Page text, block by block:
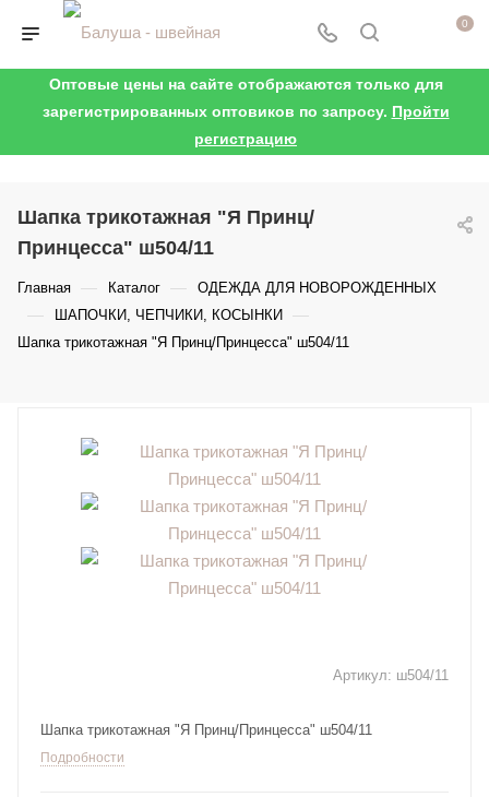
0
Оптовые цены на сайте отображаются только для
зарегистрированных оптовиков по запросу. Пройти
регистрацию
Шапка трикотажная "Я Принц/
Принцесса" ш504/11
Главная — Каталог — ОДЕЖДА ДЛЯ НОВОРОЖДЕННЫХ
— ШАПОЧКИ, ЧЕПЧИКИ, КОСЫНКИ —
Шапка трикотажная "Я Принц/Принцесса" ш504/11
Артикул: ш504/11
Шапка трикотажная "Я Принц/Принцесса" ш504/11
Подробности